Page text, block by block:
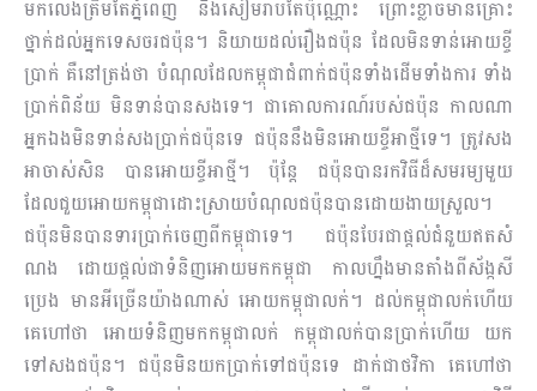
មកលេងត្រឹមតែភ្នំពេញ និងសៀមរាបតែ​ប៉ុណ្ណោះ ព្រោះខ្លាចមានគ្រោះ
ថ្នាក់ដល់អ្នកទេសចរជប៉ុន។ និយាយដល់រឿងជប៉ុន ដែលមិនទាន់អោយខ្ចី
ប្រាក់ គឺនៅត្រង់ថា បំណុលដែលកម្ពុជាជំពាក់ជប៉ុនទាំងដើមទាំងការ ទាំង
ប្រាក់ពិន័យ មិនទាន់បានសងទេ។ ជាគោលការណ៍របស់ជប៉ុន កាលណា
អ្នកឯងមិនទាន់សងប្រាក់ជប៉ុនទេ ជប៉ុននឹងមិនអោយខ្ចីអាថ្មីទេ។ ត្រូវសង
អាចាស់សិន បានអោយខ្ចីអាថ្មី។ ប៉ុន្តែ ជប៉ុនបានរកវិធីដ៏សមរម្យមួយ
ដែលជួយអោយកម្ពុជាដោះស្រាយបំណុលជប៉ុនបានដោយងាយស្រួល។
ជប៉ុនមិនបានទារប្រាក់ចេញពីកម្ពុជាទេ។ ជប៉ុនបែរជាផ្ដល់ជំនួយឥតសំ​
ណង ដោយផ្ដល់ជាទំនិញអោយមកកម្ពុជា កាលហ្នឹងមានតាំងពីស័ង្កសី
ប្រេង មានអីច្រើនយ៉ាងណាស់ អោយកម្ពុជាលក់។ ដល់កម្ពុជាលក់ហើយ
គេហៅថា អោយទំនិញមកកម្ពុជាលក់ កម្ពុជាលក់បានប្រាក់ហើយ យក
ទៅសងជប៉ុន។ ជប៉ុនមិនយកប្រាក់ទៅជប៉ុនទេ ដាក់ជាថវិកា គេហៅថា